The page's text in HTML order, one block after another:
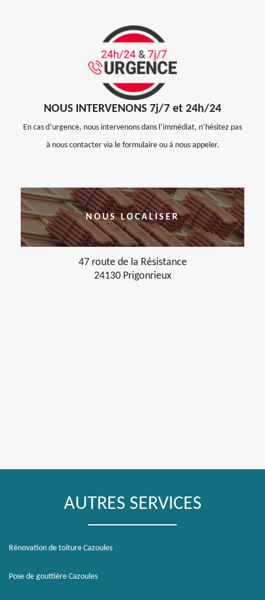
NOUS INTERVENONS 7j/7 et 24h/24
En cas d’urgence, nous intervenons dans l’immédiat, n’hésitez pas
à nous contacter via le formulaire ou à nous appeler.
NOUS LOCALISER
47 route de la Résistance
24130 Prigonrieux
AUTRES SERVICES
Rénovation de toiture Cazoules
Pose de gouttière Cazoules